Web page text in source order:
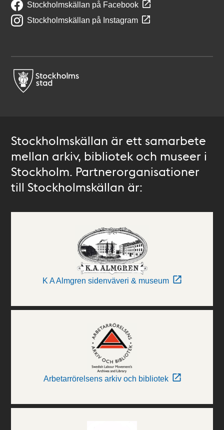
Stockholmskällan på Facebook
Stockholmskällan på Instagram
Stockholmskällan är ett samarbete
mellan arkiv, bibliotek och museer i
Stockholm. Partnerorganisationer
till Stockholmskällan är:
K A Almgren sidenväveri & museum
Arbetarrörelsens arkiv och bibliotek